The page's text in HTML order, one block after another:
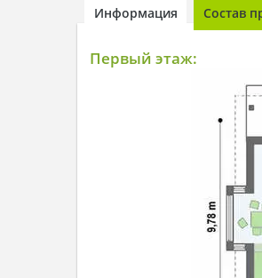
Информация Состав
Первый этаж: